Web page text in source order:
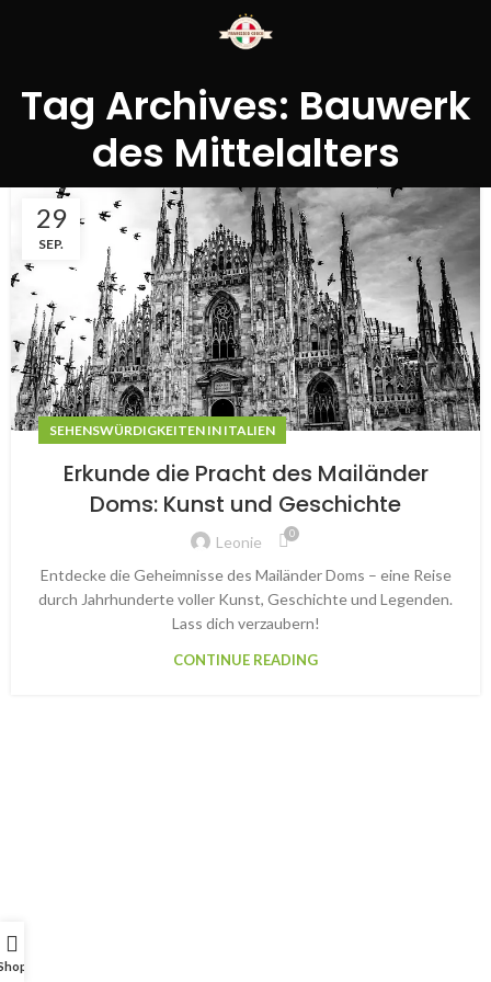
Tag Archives: Bauwerk
des Mittelalters
29
SEP.
SEHENSWÜRDIGKEITEN IN ITALIEN
Erkunde die Pracht des Mailänder
Doms: Kunst und Geschichte
Leonie 0
Entdecke die Geheimnisse des Mailänder Doms – eine Reise
durch Jahrhunderte voller Kunst, Geschichte und Legenden.
Lass dich verzaubern!
CONTINUE READING